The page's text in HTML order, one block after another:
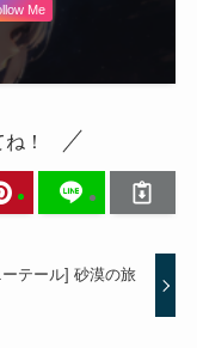
Me
！
テール] 砂漠の旅